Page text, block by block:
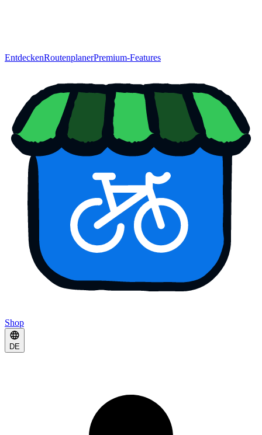
EntdeckenRoutenplanerPremium-Features
Shop
DE